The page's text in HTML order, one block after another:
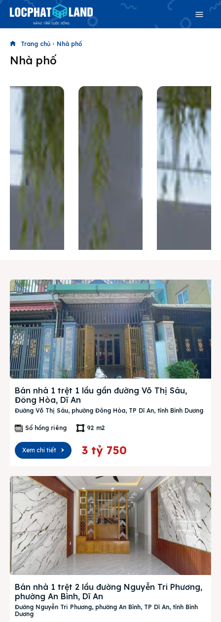
Search
Phiên bản cập nhật V3
& tìm kiếm nhanh chóng hơn
Trang chủ
Dự án
Mua bán
Cho thuê
Thị trường
Search
Trang chủ Nhà phố
Nhà phố
Bán nhà 1 trệt 1 lầu gần đường Võ Thị Sáu,
Đông Hòa, Dĩ An
Đường Võ Thị Sáu, phường Đông Hòa, TP Dĩ An, tỉnh Bình Dương
Sổ hồng riêng 92 m2
Xem chi tiết 3 tỷ 750
Bán nhà 1 trệt 2 lầu đường Nguyễn Tri Phương,
phường An Bình, Dĩ An
Đường Nguyễn Tri Phương, phường An Bình, TP Dĩ An, tỉnh Bình
Dương